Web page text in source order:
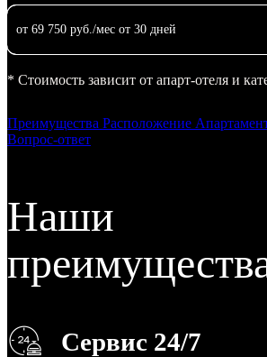
от 69 750 руб./мес от 30 дней
* Стоимость зависит от апарт-отеля и
Преимущества Расположение
Вопрос-ответ
Наши
Сервис 24/7